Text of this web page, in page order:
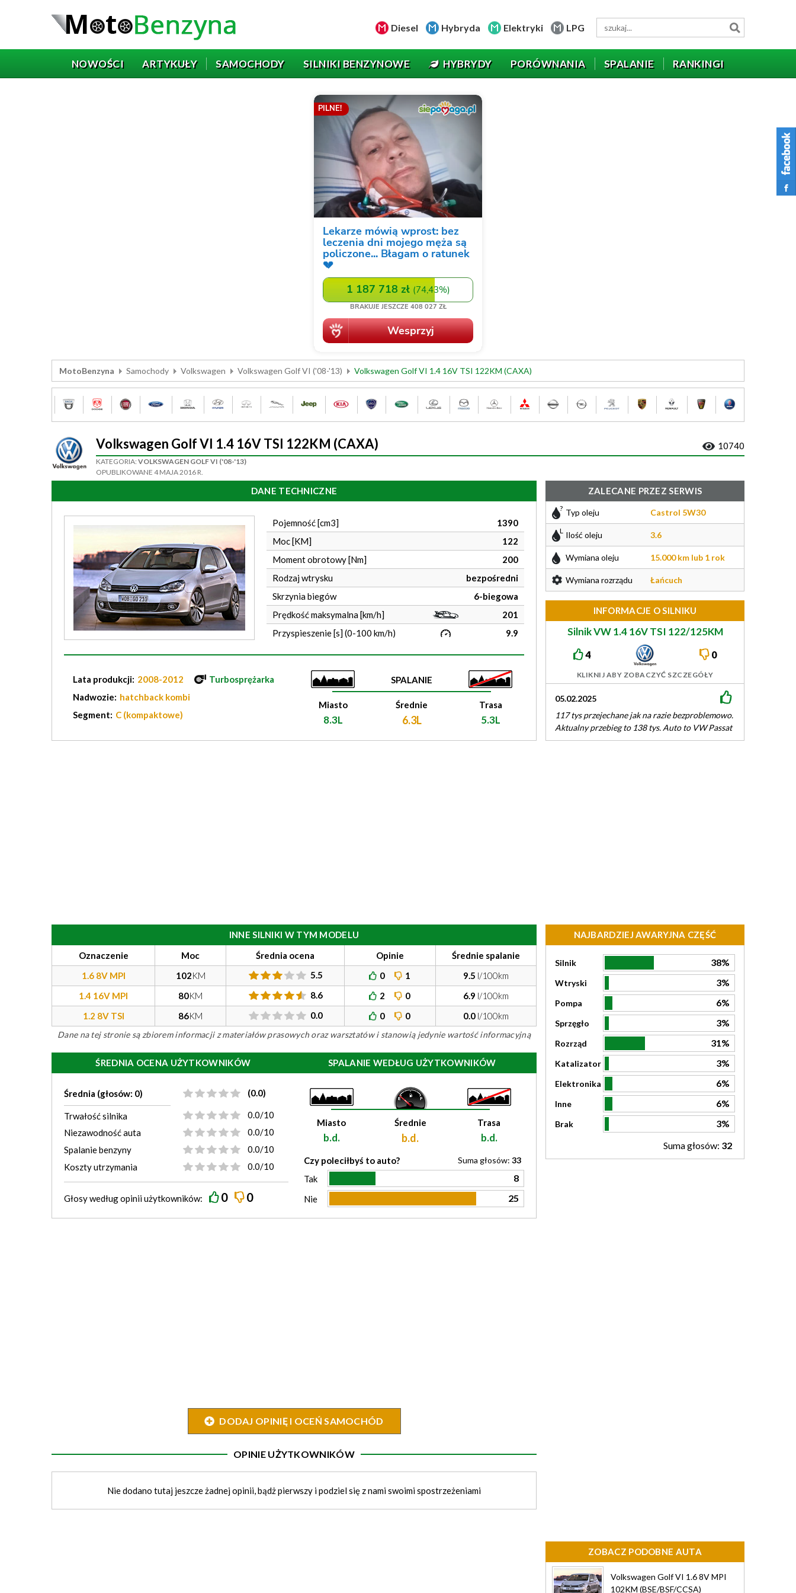
Diesel Hybryda Elektryki LPG
NOWOŚCI ARTYKUŁY SAMOCHODY SILNIKI BENZYNOWE HYBRYDY PORÓWNANIA SPALANIE RANKINGI
MotoBenzyna Samochody Volkswagen Volkswagen Golf VI ('08-'13) Volkswagen Golf VI 1.4 16V TSI 122KM (CAXA)
Volkswagen Golf VI 1.4 16V TSI 122KM (CAXA) 10740
KATEGORIA: VOLKSWAGEN GOLF VI ('08-'13)
OPUBLIKOWANE 4 MAJA 2016 R.
DANE TECHNICZNE
Pojemność [cm3]
1390
Moc [KM]
122
Moment obrotowy [Nm]
200
Rodzaj wtrysku
bezpośredni
Skrzynia biegów
6-biegowa
Prędkość maksymalna [km/h]
201
Przyspieszenie [s] (0-100 km/h)
9.9
Lata produkcji: 2008-2012
Turbosprężarka
Nadwozie: hatchback kombi
Segment: C (kompaktowe)
SPALANIE
Miasto
8.3L
Średnie
6.3L
Trasa
5.3L
ZALECANE PRZEZ SERWIS
Typ oleju Castrol 5W30
Ilość oleju 3.6
Wymiana oleju 15.000 km lub 1 rok
Wymiana rozrządu Łańcuch
INFORMACJE O SILNIKU
Silnik VW 1.4 16V TSI 122/125KM
EA111
4 0
KLIKNIJ ABY ZOBACZYĆ SZCZEGÓŁY
05.02.2025
117 tys przejechane jak na razie bezproblemowo.
Aktualny przebieg to 138 tys. Auto to VW Passat
B7 z 2014r. Spalanie…
gdy długo
INNE SILNIKI W TYM MODELU
Oznaczenie
Moc Średnia ocena Opinie
Średnie spalanie
1.6 8V MPI
102KM 5.5 0 1 9.5 l/100km
1.4 16V MPI
80KM 8.6 2 0 6.9 l/100km
1.2 8V TSI
86KM 0.0 0 0 0.0 l/100km
Dane na tej stronie są zbiorem informacji z materiałów prasowych oraz warsztatów i stanowią jedynie wartość informacyjną
ŚREDNIA OCENA UŻYTKOWNIKÓW
Średnia (głosów: 0) (0.0)
Trwałość silnika
0.0/10
Niezawodność auta
0.0/10
Spalanie benzyny
0.0/10
Koszty utrzymania
0.0/10
Głosy wedługopiniiużytkowników: 0 0
SPALANIE WEDŁUG UŻYTKOWNIKÓW
Miasto
b.d.
Średnie
b.d.
Trasa
b.d.
Czy poleciłbyś to auto? Suma głosów: 33
Tak 8
Nie 25
DODAJ OPINIĘ I OCEŃ SAMOCHÓD
OPINIE UŻYTKOWNIKÓW
Nie dodano tutaj jeszcze żadnej opinii, bądż pierwszy i podziel się z nami swoimi spostrzeżeniami
NAJBARDZIEJ AWARYJNA CZĘŚĆ
Silnik 38%
Wtryski 3%
Pompa 6%
Sprzęgło 3%
Rozrząd 31%
Katalizator 3%
Elektronika 6%
Inne 6%
Brak
3%
Suma głosów: 32
ZOBACZ PODOBNE AUTA
Volkswagen Golf VI 1.6 8V MPI
102KM (BSE/BSF/CCSA)